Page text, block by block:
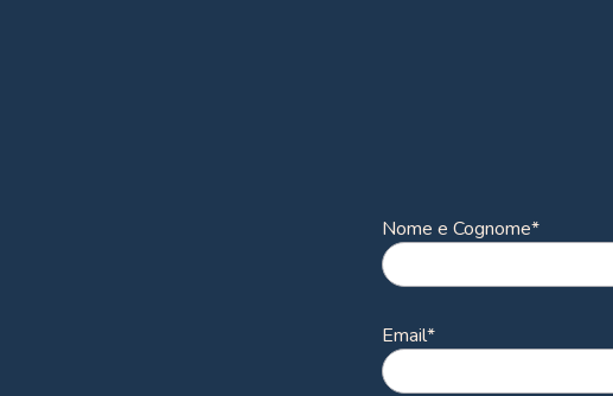
Nome e Cognome*
Email*